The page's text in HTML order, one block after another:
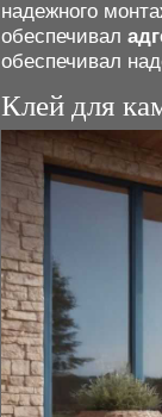
надежного
обеспечивал
обеспечивал
Клей для